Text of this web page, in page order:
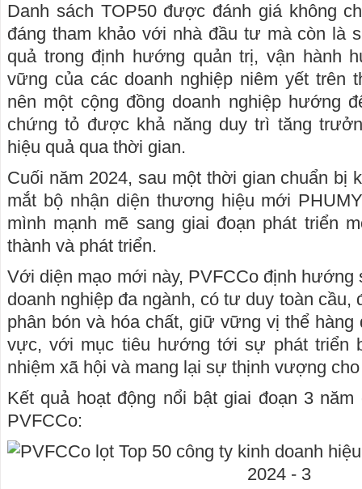
Danh sách TOP50 được đánh giá không
đáng tham khảo với nhà đầu tư mà còn là
quả trong định hướng quản trị, vận hành
vững của các doanh nghiệp niêm yết trên
nên một cộng đồng doanh nghiệp hướng
chứng tỏ được khả năng duy trì tăng
hiệu quả qua thời gian.
Cuối năm 2024, sau một thời gian chuẩn bị
mắt bộ nhận diện thương hiệu mới
mình mạnh mẽ sang giai đoạn phát triển
thành và phát triển.
Với diện mạo mới này, PVFCCo định hướng
doanh nghiệp đa ngành, có tư duy toàn cầu,
phân bón và hóa chất, giữ vững vị thể hàng
vực, với mục tiêu hướng tới sự phát triển
nhiệm xã hội và mang lại sự thịnh vượng
Kết quả hoạt động nổi bật giai đoạn 3 năm
PVFCCo: